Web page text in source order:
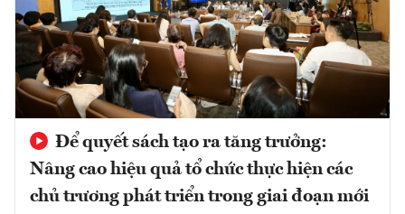
Để quyết sách tạo ra tăng trưởng:
Nâng cao hiệu quả tổ chức thực hiện các
chủ trương phát triển trong giai đoạn mới